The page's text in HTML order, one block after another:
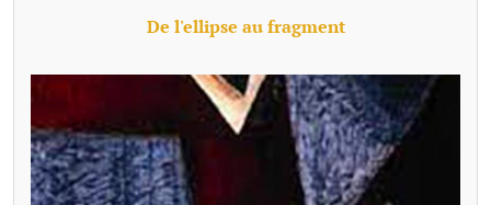
De l'ellipse au fragment